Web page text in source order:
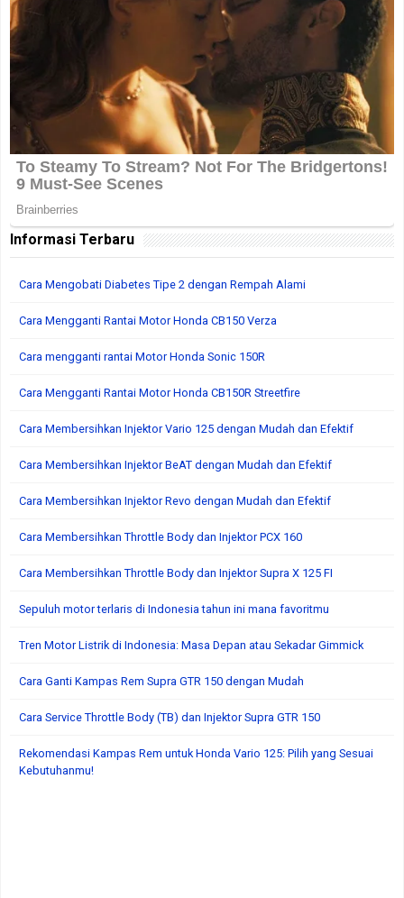
Informasi Terbaru
Cara Mengobati Diabetes Tipe 2 dengan Rempah Alami
Cara Mengganti Rantai Motor Honda CB150 Verza
Cara mengganti rantai Motor Honda Sonic 150R
Cara Mengganti Rantai Motor Honda CB150R Streetfire
Cara Membersihkan Injektor Vario 125 dengan Mudah dan Efektif
Cara Membersihkan Injektor BeAT dengan Mudah dan Efektif
Cara Membersihkan Injektor Revo dengan Mudah dan Efektif
Cara Membersihkan Throttle Body dan Injektor PCX 160
Cara Membersihkan Throttle Body dan Injektor Supra X 125 FI
Sepuluh motor terlaris di Indonesia tahun ini mana favoritmu
Tren Motor Listrik di Indonesia: Masa Depan atau Sekadar Gimmick
Cara Ganti Kampas Rem Supra GTR 150 dengan Mudah
Cara Service Throttle Body (TB) dan Injektor Supra GTR 150
Rekomendasi Kampas Rem untuk Honda Vario 125: Pilih yang Sesuai
Kebutuhanmu!